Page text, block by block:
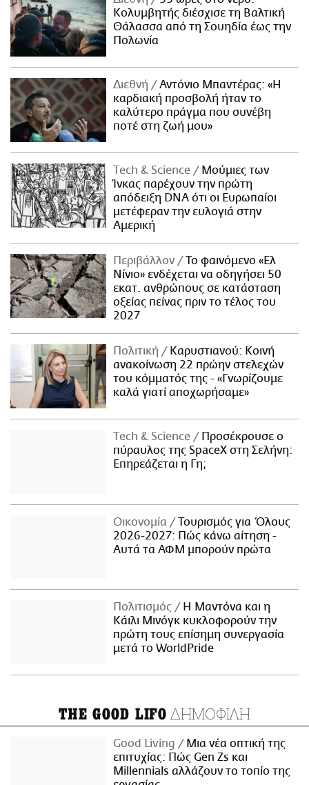
Κολυμβητής διέσχισε τη Βαλτική
Θάλασσα από τη Σουηδία έως την
Πολωνία
Διεθνή
Αντόνιο Μπαντέρας: «Η
καρδιακή προσβολή ήταν το
καλύτερο πράγμα που συνέβη
ποτέ στη ζωή μου»
Τech & Science
Μούμιες των
Ίνκας παρέχουν την πρώτη
απόδειξη DNA ότι οι Ευρωπαίοι
μετέφεραν την ευλογιά στην
Αμερική
Περιβάλλον
Το φαινόμενο «Ελ
Νίνιο» ενδέχεται να οδηγήσει 50
εκατ. ανθρώπους σε κατάσταση
οξείας πείνας πριν το τέλος του
2027
Πολιτική
Καρυστιανού: Κοινή
ανακοίνωση 22 πρώην στελεχών
του κόμματός της - «Γνωρίζουμε
καλά γιατί αποχωρήσαμε»
Τech & Science
Προσέκρουσε ο
πύραυλος της SpaceX στη Σελήνη:
Επηρεάζεται η Γη;
Οικονομία
Τουρισμός για Όλους
2026-2027: Πώς κάνω αίτηση -
Αυτά τα ΑΦΜ μπορούν πρώτα
Πολιτισμός
Η Μαντόνα και η
Κάιλι Μινόγκ κυκλοφορούν την
πρώτη τους επίσημη συνεργασία
μετά το WorldPride
THE GOOD LIFO ΔΗΜΟΦΙΛΗ
Good Living
Μια νέα οπτική της
επιτυχίας: Πώς Gen Zs και
Millennials αλλάζουν το τοπίο της